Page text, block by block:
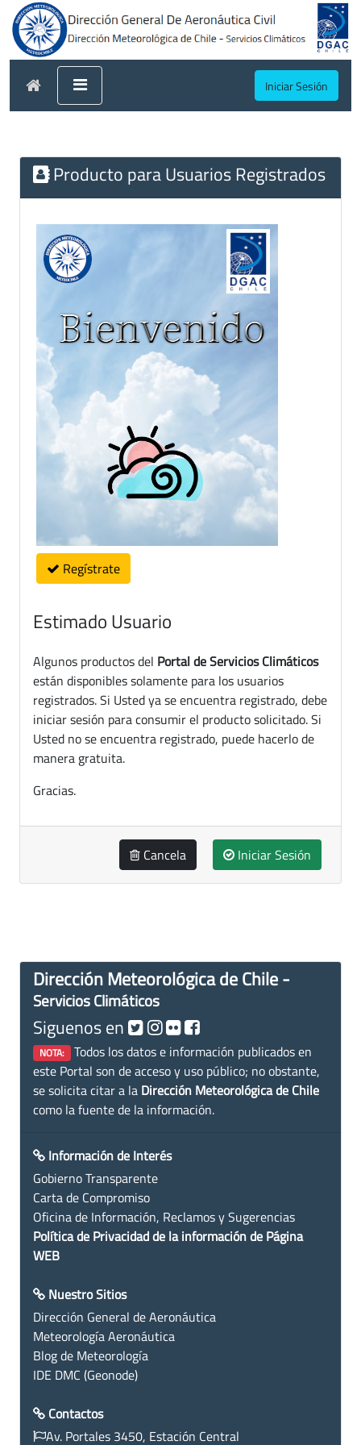
Iniciar Sesión
Producto para Usuarios Registrados
Regístrate
Estimado Usuario
Algunos productos del Portal de Servicios Climáticos
están disponibles solamente para los usuarios
registrados. Si Usted ya se encuentra registrado, debe
iniciar sesión para consumir el producto solicitado. Si
Usted no se encuentra registrado, puede hacerlo de
manera gratuita.
Gracias.
Cancela Iniciar Sesión
Dirección Meteorológica de Chile -
Servicios Climáticos
Siguenos en
NOTA: Todos los datos e información publicados en
este Portal son de acceso y uso público; no obstante,
se solicita citar a la Dirección Meteorológica de Chile
como la fuente de la información.
Información de Interés
Gobierno Transparente
Carta de Compromiso
Oficina de Información, Reclamos y Sugerencias
Política de Privacidad de la información de Página
WEB
Nuestro Sitios
Dirección General de Aeronáutica
Meteorología Aeronáutica
Blog de Meteorología
IDE DMC (Geonode)
Contactos
Av. Portales 3450, Estación Central